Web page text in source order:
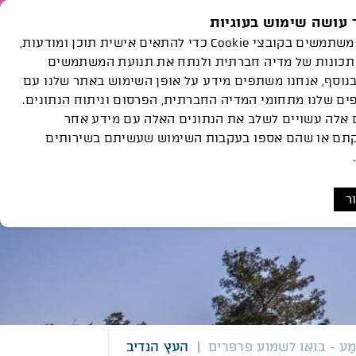
הצוות
שלנו
Languages
ואירועים
- בואו לשמוע פרפרים העץ הנדיב
עושה שימוש בעוגיות
אנחנו משתמשים בקובצי Cookie כדי להתאים אישית תוכן ומודעות,
של מדיה חברתית ולנתח את תנועת המשתמשים
אנחנו משתפים מידע על אופן השימוש באתר שלנו עם
שלנו מתחומי המדיה החברתית, הפרסום וניתוח הנתונים.
אלה עשויים לשלב את הנתונים האלה עם מידע אחר
או שהם אספו בעקבות השימוש שעשיתם בשירותים